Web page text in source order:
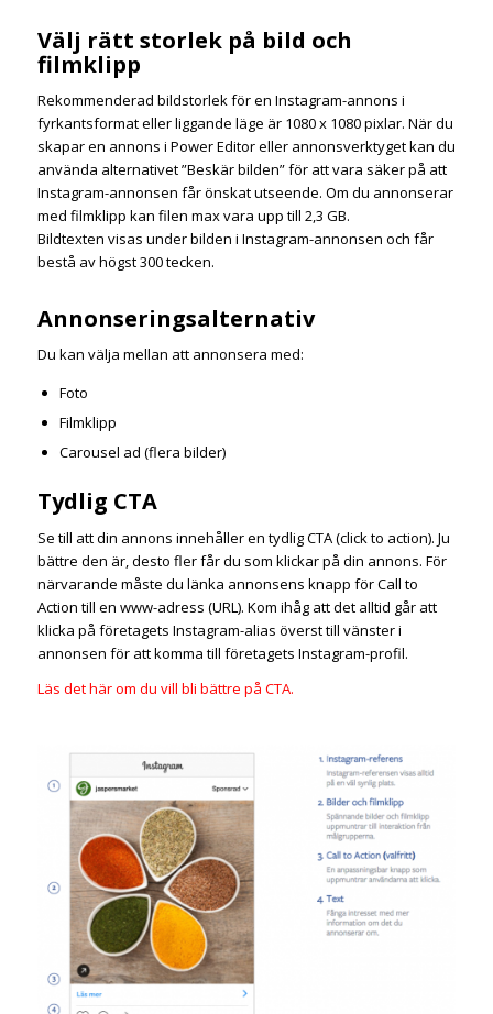
Välj rätt storlek på bild och
filmklipp
Rekommenderad bildstorlek för en Instagram-annons i
fyrkantsformat eller liggande läge är 1080 x 1080 pixlar. När du
skapar en annons i Power Editor eller annonsverktyget kan du
använda alternativet ”Beskär bilden” för att vara säker på att
Instagram-annonsen får önskat utseende. Om du annonserar
med filmklipp kan filen max vara upp till 2,3 GB.
Bildtexten visas under bilden i Instagram-annonsen och får
bestå av högst 300 tecken.
Annonseringsalternativ
Du kan välja mellan att annonsera med:
Foto
Filmklipp
Carousel ad (flera bilder)
Tydlig CTA
Se till att din annons innehåller en tydlig CTA (click to action). Ju
bättre den är, desto fler får du som klickar på din annons. För
närvarande måste du länka annonsens knapp för Call to
Action till en www-adress (URL). Kom ihåg att det alltid går att
klicka på företagets Instagram-alias överst till vänster i
annonsen för att komma till företagets Instagram-profil.
Läs det här om du vill bli bättre på CTA.